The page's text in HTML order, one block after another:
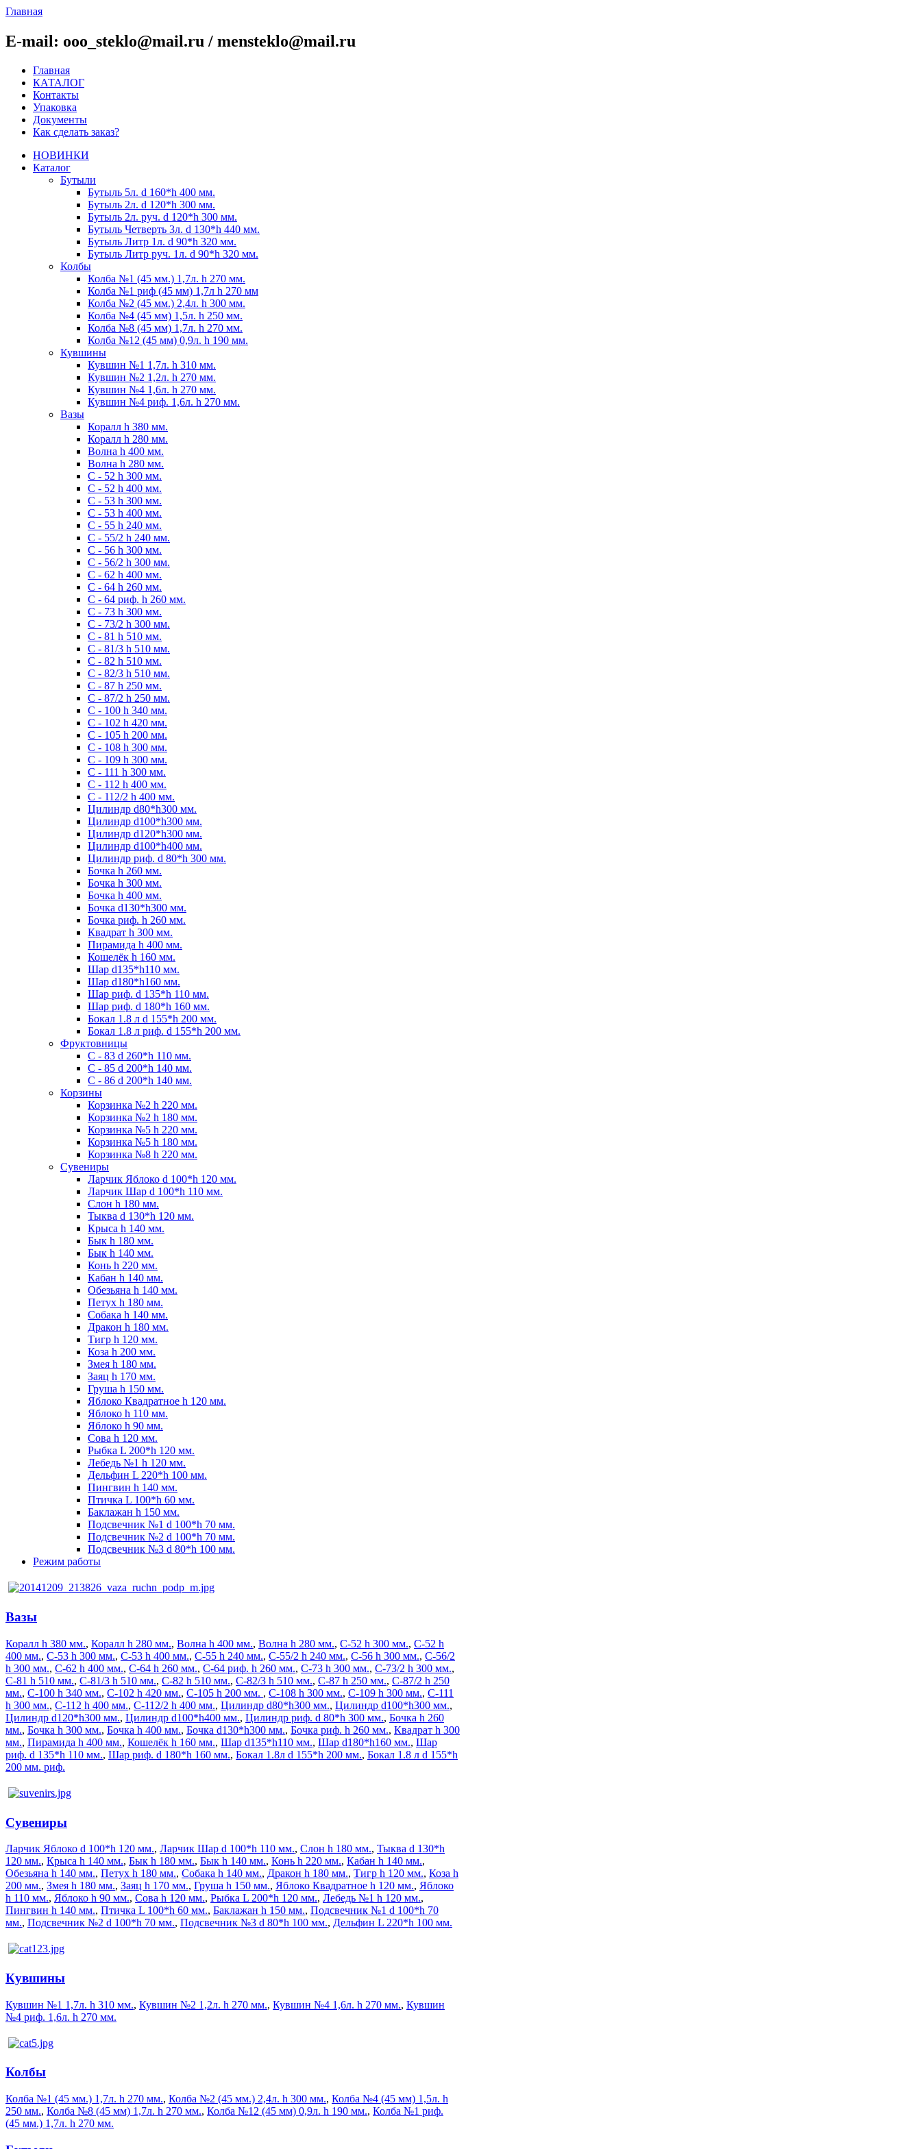
Главная
E-mail: ooo_steklo@mail.ru / mensteklo@mail.ru
Главная
КАТАЛОГ
Контакты
Упаковка
Документы
Как сделать заказ?
НОВИНКИ
Каталог
Бутыли
Бутыль 5л. d 160*h 400 мм.
Бутыль 2л. d 120*h 300 мм.
Бутыль 2л. руч. d 120*h 300 мм.
Бутыль Четверть 3л. d 130*h 440 мм.
Бутыль Литр 1л. d 90*h 320 мм.
Бутыль Литр руч. 1л. d 90*h 320 мм.
Колбы
Колба №1 (45 мм.) 1,7л. h 270 мм.
Колба №1 риф (45 мм) 1,7л h 270 мм
Колба №2 (45 мм.) 2,4л. h 300 мм.
Колба №4 (45 мм) 1,5л. h 250 мм.
Колба №8 (45 мм) 1,7л. h 270 мм.
Колба №12 (45 мм) 0,9л. h 190 мм.
Кувшины
Кувшин №1 1,7л. h 310 мм.
Кувшин №2 1,2л. h 270 мм.
Кувшин №4 1,6л. h 270 мм.
Кувшин №4 риф. 1,6л. h 270 мм.
Вазы
Коралл h 380 мм.
Коралл h 280 мм.
Волна h 400 мм.
Волна h 280 мм.
C - 52 h 300 мм.
C - 52 h 400 мм.
С - 53 h 300 мм.
С - 53 h 400 мм.
С - 55 h 240 мм.
С - 55/2 h 240 мм.
С - 56 h 300 мм.
С - 56/2 h 300 мм.
С - 62 h 400 мм.
С - 64 h 260 мм.
С - 64 риф. h 260 мм.
С - 73 h 300 мм.
С - 73/2 h 300 мм.
С - 81 h 510 мм.
С - 81/3 h 510 мм.
С - 82 h 510 мм.
С - 82/3 h 510 мм.
С - 87 h 250 мм.
С - 87/2 h 250 мм.
С - 100 h 340 мм.
C - 102 h 420 мм.
С - 105 h 200 мм.
С - 108 h 300 мм.
С - 109 h 300 мм.
С - 111 h 300 мм.
C - 112 h 400 мм.
С - 112/2 h 400 мм.
Цилиндр d80*h300 мм.
Цилиндр d100*h300 мм.
Цилиндр d120*h300 мм.
Цилиндр d100*h400 мм.
Цилиндр риф. d 80*h 300 мм.
Бочка h 260 мм.
Бочка h 300 мм.
Бочка h 400 мм.
Бочка d130*h300 мм.
Бочка риф. h 260 мм.
Квадрат h 300 мм.
Пирамида h 400 мм.
Кошелёк h 160 мм.
Шар d135*h110 мм.
Шар d180*h160 мм.
Шар риф. d 135*h 110 мм.
Шар риф. d 180*h 160 мм.
Бокал 1.8 л d 155*h 200 мм.
Бокал 1.8 л риф. d 155*h 200 мм.
Фруктовницы
С - 83 d 260*h 110 мм.
С - 85 d 200*h 140 мм.
С - 86 d 200*h 140 мм.
Корзины
Корзинка №2 h 220 мм.
Корзинка №2 h 180 мм.
Корзинка №5 h 220 мм.
Корзинка №5 h 180 мм.
Корзинка №8 h 220 мм.
Сувениры
Ларчик Яблоко d 100*h 120 мм.
Ларчик Шар d 100*h 110 мм.
Слон h 180 мм.
Тыква d 130*h 120 мм.
Крыса h 140 мм.
Бык h 180 мм.
Бык h 140 мм.
Конь h 220 мм.
Кабан h 140 мм.
Обезьяна h 140 мм.
Петух h 180 мм.
Собака h 140 мм.
Дракон h 180 мм.
Тигр h 120 мм.
Коза h 200 мм.
Змея h 180 мм.
Заяц h 170 мм.
Груша h 150 мм.
Яблоко Квадратное h 120 мм.
Яблоко h 110 мм.
Яблоко h 90 мм.
Сова h 120 мм.
Рыбка L 200*h 120 мм.
Лебедь №1 h 120 мм.
Дельфин L 220*h 100 мм.
Пингвин h 140 мм.
Птичка L 100*h 60 мм.
Баклажан h 150 мм.
Подсвечник №1 d 100*h 70 мм.
Подсвечник №2 d 100*h 70 мм.
Подсвечник №3 d 80*h 100 мм.
Режим работы
Вазы
Коралл h 380 мм., Коралл h 280 мм., Волна h 400 мм., Волна h 280 мм., C-52 h 300 мм., C-52 h
400 мм., С-53 h 300 мм., С-53 h 400 мм., С-55 h 240 мм., С-55/2 h 240 мм., С-56 h 300 мм., С-56/2
h 300 мм., С-62 h 400 мм., С-64 h 260 мм., С-64 риф. h 260 мм., С-73 h 300 мм., С-73/2 h 300 мм.,
С-81 h 510 мм., С-81/3 h 510 мм., С-82 h 510 мм., С-82/3 h 510 мм., С-87 h 250 мм., С-87/2 h 250
мм., С-100 h 340 мм., С-102 h 420 мм., C-105 h 200 мм. , С-108 h 300 мм., С-109 h 300 мм., С-111
h 300 мм., С-112 h 400 мм., C-112/2 h 400 мм., Цилиндр d80*h300 мм., Цилиндр d100*h300 мм.,
Цилиндр d120*h300 мм., Цилиндр d100*h400 мм., Цилиндр риф. d 80*h 300 мм., Бочка h 260
мм., Бочка h 300 мм., Бочка h 400 мм., Бочка d130*h300 мм., Бочка риф. h 260 мм., Квадрат h 300
мм., Пирамида h 400 мм., Кошелёк h 160 мм., Шар d135*h110 мм., Шар d180*h160 мм., Шар
риф. d 135*h 110 мм., Шар риф. d 180*h 160 мм., Бокал 1.8л d 155*h 200 мм., Бокал 1.8 л d 155*h
200 мм. риф.
Сувениры
Ларчик Яблоко d 100*h 120 мм., Ларчик Шар d 100*h 110 мм., Слон h 180 мм., Тыква d 130*h
120 мм., Крыса h 140 мм., Бык h 180 мм., Бык h 140 мм., Конь h 220 мм., Кабан h 140 мм.,
Обезьяна h 140 мм., Петух h 180 мм., Собака h 140 мм., Дракон h 180 мм., Тигр h 120 мм., Коза h
200 мм., Змея h 180 мм., Заяц h 170 мм., Груша h 150 мм., Яблоко Квадратное h 120 мм., Яблоко
h 110 мм., Яблоко h 90 мм., Сова h 120 мм., Рыбка L 200*h 120 мм., Лебедь №1 h 120 мм.,
Пингвин h 140 мм., Птичка L 100*h 60 мм., Баклажан h 150 мм., Подсвечник №1 d 100*h 70
мм., Подсвечник №2 d 100*h 70 мм., Подсвечник №3 d 80*h 100 мм., Дельфин L 220*h 100 мм.
Кувшины
Кувшин №1 1,7л. h 310 мм., Кувшин №2 1,2л. h 270 мм., Кувшин №4 1,6л. h 270 мм., Кувшин
№4 риф. 1,6л. h 270 мм.
Колбы
Колба №1 (45 мм.) 1,7л. h 270 мм., Колба №2 (45 мм.) 2,4л. h 300 мм., Колба №4 (45 мм) 1,5л. h
250 мм., Колба №8 (45 мм) 1,7л. h 270 мм., Колба №12 (45 мм) 0,9л. h 190 мм., Колба №1 риф.
(45 мм.) 1,7л. h 270 мм.